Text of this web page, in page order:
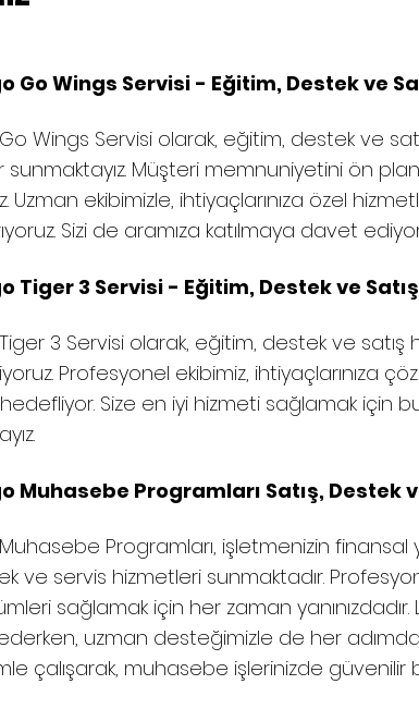
Go Wings Servisi - Eğitim, Destek ve
Wings Servisi olarak, eğitim, destek ve
Müşteri memnuniyetini ön
Uzman ekibimizle, ihtiyaçlarınıza özel
Sizi de aramıza katılmaya davet
Tiger 3 Servisi - Eğitim, Destek ve
3 Servisi olarak, eğitim, destek ve satış
Profesyonel ekibimiz, ihtiyaçlarınıza
hedefliyor. Size en iyi hizmeti sağlamak için
Muhasebe Programları Satış, Destek
Programları, işletmenizin finansal
ve servis hizmetleri sunmaktadır.
sağlamak için her zaman yanınızdadır.
uzman desteğimizle de her adımda
çalışarak, muhasebe işlerinizde